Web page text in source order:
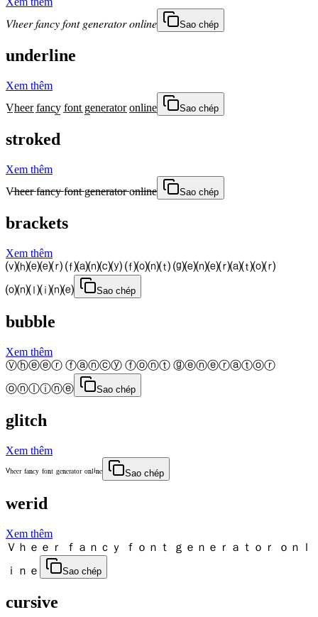
𝑉ℎ𝑒𝑒𝑟 𝑓𝑎𝑛𝑐𝑦 𝑓𝑜𝑛𝑡 𝑔𝑒𝑛𝑒𝑟𝑎𝑡𝑜𝑟 𝑜𝑛𝑙𝑖𝑛𝑒
Sao chép
underline
Xem thêm
V̲h̲e̲e̲r̲ f̲a̲n̲c̲y̲ f̲o̲n̲t̲ g̲e̲n̲e̲r̲a̲t̲o̲r̲ o̲n̲l̲i̲n̲e̲
Sao chép
stroked
Xem thêm
V̶̶h̶̶e̶̶e̶̶r̶̶ f̶̶a̶̶n̶̶c̶̶y̶̶ f̶̶o̶̶n̶̶t̶̶ g̶̶e̶̶n̶̶e̶̶r̶̶a̶̶t̶̶o̶̶r̶̶ o̶̶n̶̶l̶̶i̶̶n̶̶e̶̶
Sao chép
brackets
Xem thêm
⒱⒣⒠⒠⒭ ⒡⒜⒩⒞⒴ ⒡⒪⒩⒯ ⒢⒠⒩⒠⒭⒜⒯⒪⒭
⒪⒩⒧⒤⒩⒠
Sao chép
bubble
Xem thêm
Ⓥⓗⓔⓔⓡ ⓕⓐⓝⓒⓨ ⓕⓞⓝⓣ ⓖⓔⓝⓔⓡⓐⓣⓞⓡ
ⓞⓝⓛⓘⓝⓔ
Sao chép
glitch
Xem thêm
ⱽʰᵉᵉʳ ᶠᵃⁿᶜʸ ᶠᵒⁿᵗ ᵍᵉⁿᵉʳᵃᵗᵒʳ ᵒⁿˡⁱⁿᵉ
Sao chép
werid
Xem thêm
Ｖｈｅｅｒ ｆａｎｃｙ ｆｏｎｔ ｇｅｎｅｒａｔｏｒ ｏｎｌ
ｉｎｅ
Sao chép
cursive